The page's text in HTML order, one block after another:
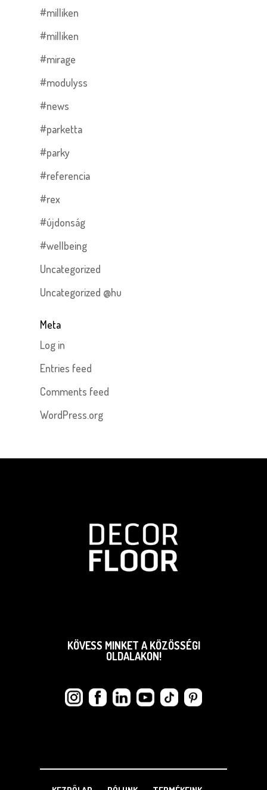
#milliken
#milliken
#mirage
#modulyss
#news
#parketta
#parky
#referencia
#rex
#újdonság
#wellbeing
Uncategorized
Uncategorized @hu
Meta
Log in
Entries feed
Comments feed
WordPress.org
KÖVESS MINKET A KÖZÖSSÉGI
OLDALAKON!